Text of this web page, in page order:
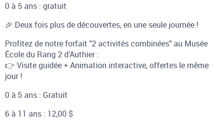
0 à 5 ans : gratuit
🎉 Deux fois plus de découvertes, en une seule journée !
Profitez de notre forfait "2 activités combinées" au Musée
École du Rang 2 d’Authier :
👉 Visite guidée + Animation interactive, offertes le même
jour !
0 à 5 ans : Gratuit
6 à 11 ans : 12,00 $